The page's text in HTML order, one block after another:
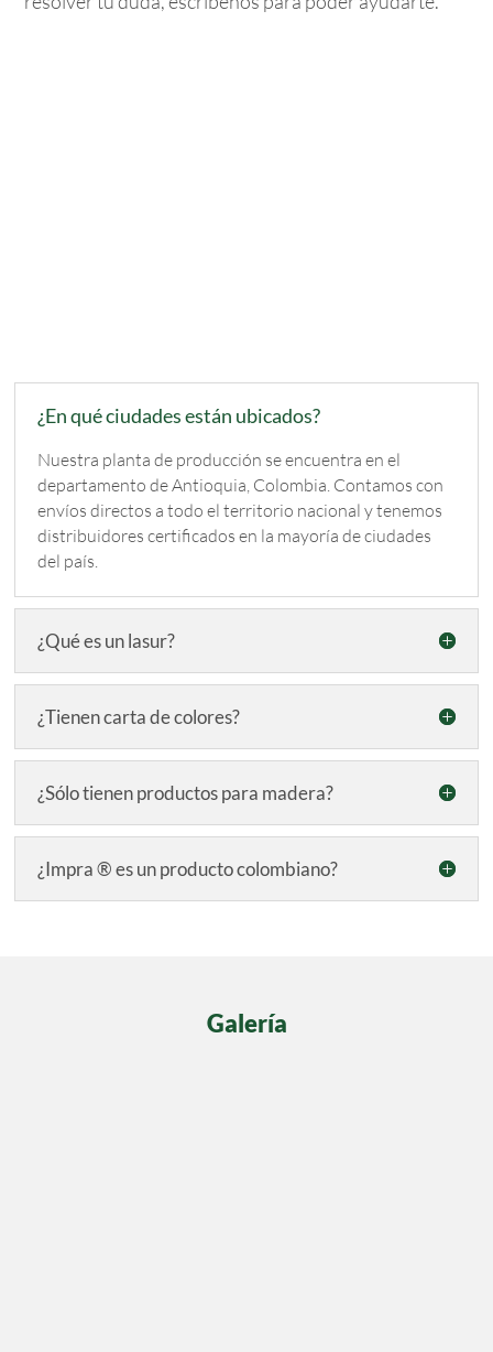
¿En qué ciudades están ubicados?
Nuestra planta de producción se encuentra en el
departamento de Antioquia, Colombia. Contamos con
envíos directos a todo el territorio nacional y tenemos
distribuidores certificados en la mayoría de ciudades
del país.
¿Qué es un lasur?
¿Tienen carta de colores?
¿Sólo tienen productos para madera?
¿Impra ® es un producto colombiano?
Galería